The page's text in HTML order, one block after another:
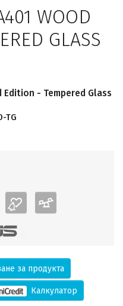
WOOD
GLASS
Edition - Tempered Glass
TG
за продукта
Калкулатор